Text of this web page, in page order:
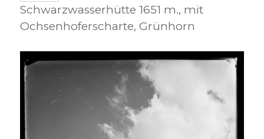
Schwarzwasserhütte 1651 m., mit
Ochsenhoferscharte, Grünhorn